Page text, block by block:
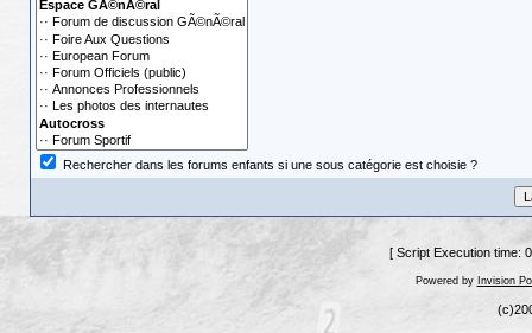
Rechercher dans les forums enfants si une sous catégorie est choisie ?
[ Script Execution time:
Powered by Invision